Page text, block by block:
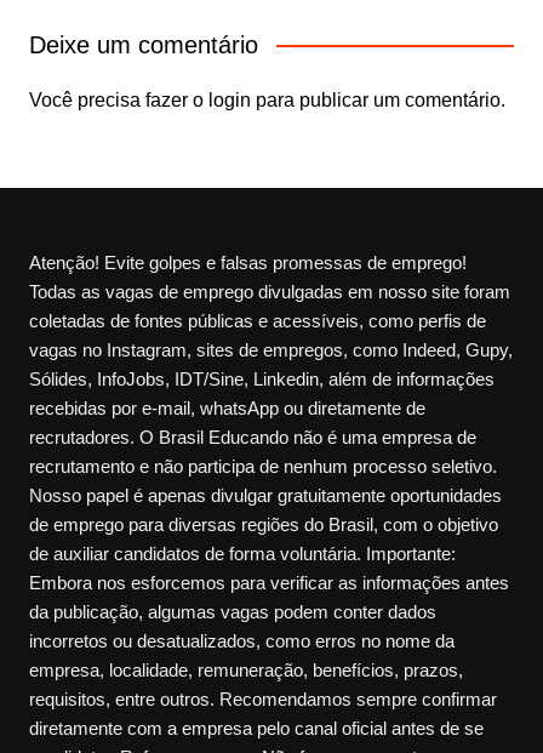
Deixe um comentário
Você precisa fazer o login para publicar um comentário.
Atenção! Evite golpes e falsas promessas de emprego!
Todas as vagas de emprego divulgadas em nosso site foram
coletadas de fontes públicas e acessíveis, como perfis de
vagas no Instagram, sites de empregos, como Indeed, Gupy,
Sólides, InfoJobs, IDT/Sine, Linkedin, além de informações
recebidas por e-mail, whatsApp ou diretamente de
recrutadores. O Brasil Educando não é uma empresa de
recrutamento e não participa de nenhum processo seletivo.
Nosso papel é apenas divulgar gratuitamente oportunidades
de emprego para diversas regiões do Brasil, com o objetivo
de auxiliar candidatos de forma voluntária. Importante:
Embora nos esforcemos para verificar as informações antes
da publicação, algumas vagas podem conter dados
incorretos ou desatualizados, como erros no nome da
empresa, localidade, remuneração, benefícios, prazos,
requisitos, entre outros. Recomendamos sempre confirmar
diretamente com a empresa pelo canal oficial antes de se